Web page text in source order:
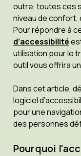
outre, toutes ces
niveau de confort,
Pour répondre à
d’accessibilité
utilisation pour le
outil vous offrira
Dans cet article,
logiciel
pour une
des personnes
Pourquoi